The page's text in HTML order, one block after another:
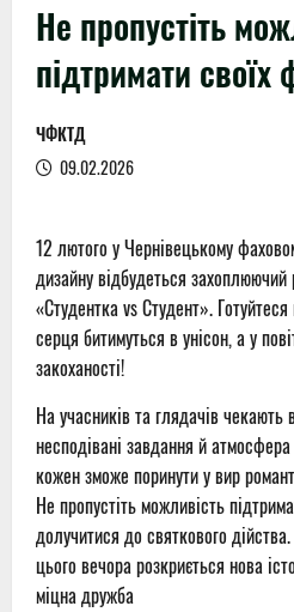
Не пропустіть
підтримати своїх
ЧФКТД
09.02.2026
12 лютого у Чернівецькому
дизайну відбудеться
«Студентка vs Студент».
серця битимуться в унісон, а у
закоханості!
На учасників та глядачів чекають
несподівані завдання й
кожен зможе поринути у вир
Не пропустіть можливість
долучитися до святкового
цього вечора розкриється нова
міцна дружба